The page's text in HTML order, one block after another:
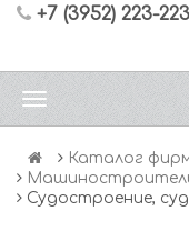
+7 (3952) 223-
Каталог
Судостроение,